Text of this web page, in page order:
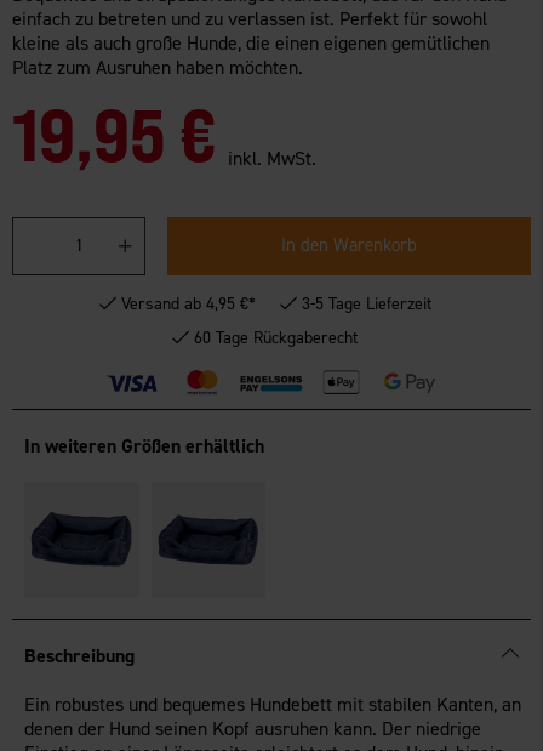
einfach zu betreten und zu verlassen ist. Perfekt für sowohl
kleine als auch große Hunde, die einen eigenen gemütlichen
Platz zum Ausruhen haben möchten.
19,95 € inkl. MwSt.
In den Warenkorb
Versand ab 4,95 €*
3-5 Tage Lieferzeit
60 Tage Rückgaberecht
In weiteren Größen erhältlich
Beschreibung
Ein robustes und bequemes Hundebett mit stabilen Kanten, an
denen der Hund seinen Kopf ausruhen kann. Der niedrige